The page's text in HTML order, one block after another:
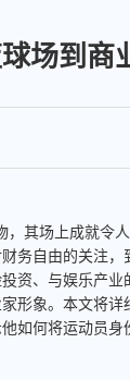
场到商
其场上成就令
务自由的关注
资、与娱乐产
形象。本文将
如何将运动员